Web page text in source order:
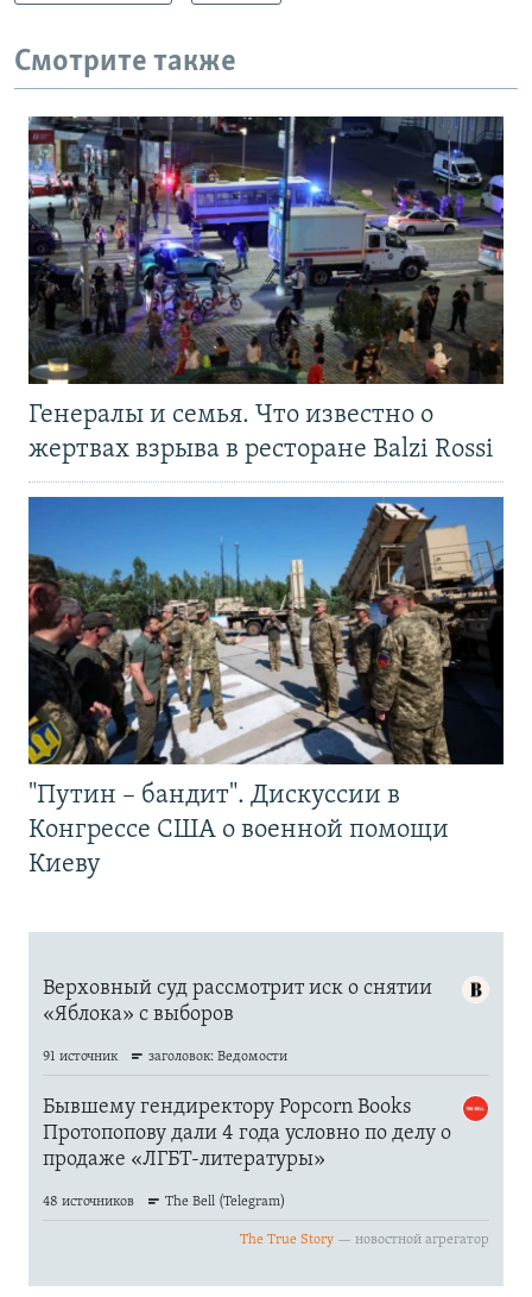
Смотрите также
Генералы и семья. Что известно о
жертвах взрыва в ресторане Balzi Rossi
"Путин – бандит". Дискуссии в
Конгрессе США о военной помощи
Киеву